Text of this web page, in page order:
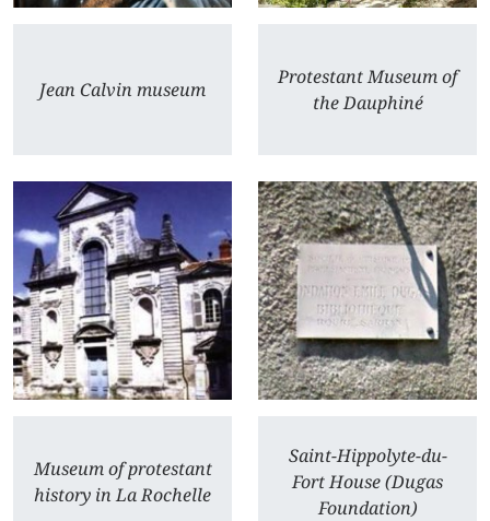
Jean Calvin museum
Protestant Museum of
the Dauphiné
Museum of protestant
history in La Rochelle
Saint-Hippolyte-du-
Fort House (Dugas
Foundation)